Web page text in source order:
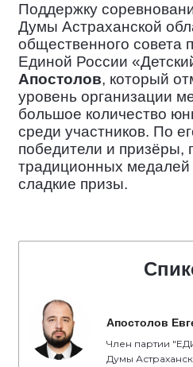
Поддержку
Думы Астраханской
общественного совета
Единой России
Апостолов, который
уровень организации
большое количество
среди участников. По
победители и призёры,
традиционных медалей
сладкие призы.
Апостолов
Член партии
Думы